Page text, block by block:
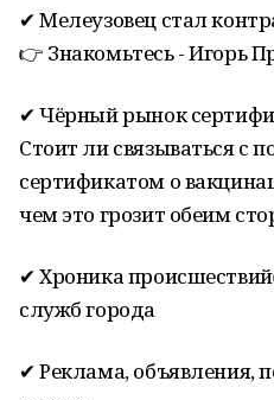
✔ Мелеузовец стал
👉 Знакомьтесь - Игорь
✔ Чёрный рынок
Стоит ли связываться с
сертификатом о
чем это грозит обеим
✔ Хроника
служб города
✔ Реклама, объявления,